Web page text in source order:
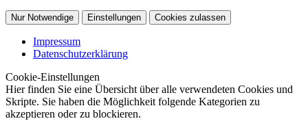
Nur Notwendige Einstellungen Cookies zulassen
Impressum
Datenschutzerklärung
Cookie-Einstellungen
Hier finden Sie eine Übersicht über alle verwendeten Cookies und
Skripte. Sie haben die Möglichkeit folgende Kategorien zu
akzeptieren oder zu blockieren.